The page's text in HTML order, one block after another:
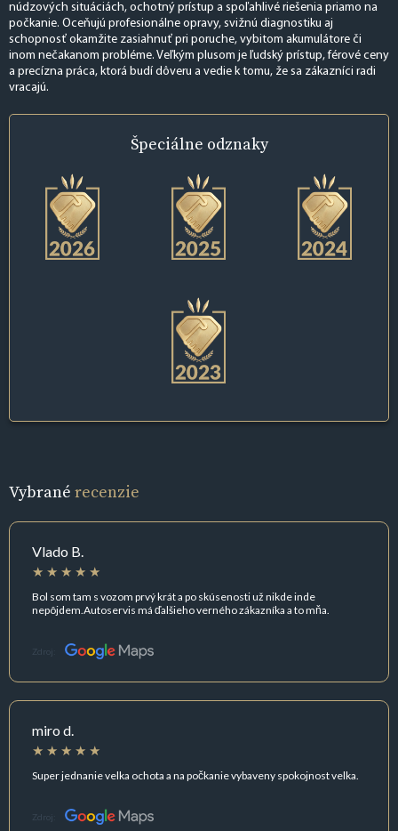
núdzových situáciách, ochotný prístup a spoľahlivé riešenia priamo na
počkanie. Oceňujú profesionálne opravy, svižnú diagnostiku aj
schopnosť okamžite zasiahnuť pri poruche, vybitom akumulátore či
inom nečakanom probléme. Veľkým plusom je ľudský prístup, férové ceny
a precízna práca, ktorá budí dôveru a vedie k tomu, že sa zákazníci radi
vracajú.
Špeciálne odznaky
Vybrané recenzie
Vlado B.
Bol som tam s vozom prvý krát a po skúsenosti už nikde inde
nepôjdem.Autoservis má ďalšieho verného zákazníka a to mňa.
Zdroj:
miro d.
Super jednanie velka ochota a na počkanie vybaveny spokojnost velka.
Zdroj: